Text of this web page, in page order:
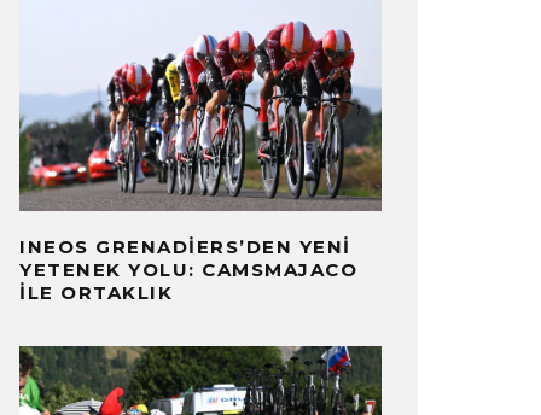
INEOS GRENADIERS’DEN YENI
YETENEK YOLU: CAMSMAJACO
ILE ORTAKLIK